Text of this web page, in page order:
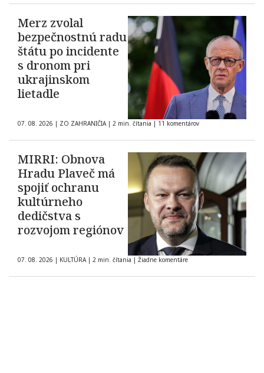
Merz zvolal
bezpečnostnú radu
štátu po incidente
s dronom pri
ukrajinskom
lietadle
07. 08. 2026 | ZO ZAHRANIČIA | 2 min. čítania | 11 komentárov
MIRRI: Obnova
Hradu Plaveč má
spojiť ochranu
kultúrneho
dedičstva s
rozvojom regiónov
07. 08. 2026 | KULTÚRA | 2 min. čítania | Žiadne komentáre